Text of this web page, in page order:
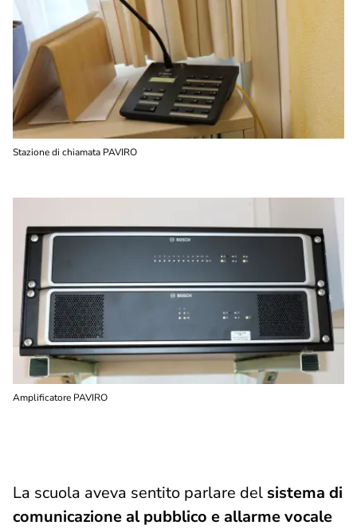
Stazione di chiamata PAVIRO
Amplificatore PAVIRO
La scuola aveva sentito parlare del sistema di
comunicazione al pubblico e allarme vocale